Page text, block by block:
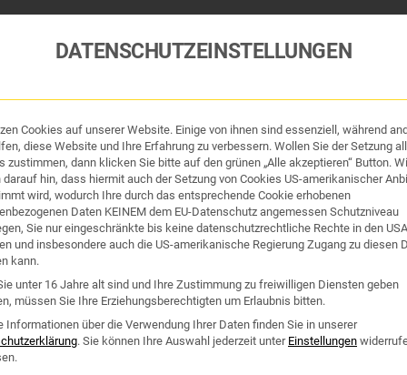
und Hygiene Organe & Organ-Uhr
Westend Online-Shop: Sicher, schnell und 24/7 für Sie da!
Gratisversand ab €50
DATENSCHUTZEINSTELLUNGEN
Cookies auf unserer Website. Einige von ihnen sind essenziell, während
diese Website und Ihre Erfahrung zu verbessern. Wollen Sie der Setzung
zustimmen, dann klicken Sie bitte auf den grünen „Alle akzeptieren“ Button.
hin, dass hiermit auch der Setzung von Cookies US-amerikanischer
wird, wodurch Ihre durch das entsprechende Cookie erhobenen
Daten KEINEM dem EU-Datenschutz angemessen Schutzniveau
Sie nur eingeschränkte bis keine datenschutzrechtliche Rechte in den USA
und insbesondere auch die US-amerikanische Regierung Zugang zu diesen
kann.
unter 16 Jahre alt sind und Ihre Zustimmung zu freiwilligen Diensten geben
müssen Sie Ihre Erziehungsberechtigten um Erlaubnis bitten.
Informationen über die Verwendung Ihrer Daten finden Sie in unserer
. Sie können Ihre Auswahl jederzeit unter Einstellungen